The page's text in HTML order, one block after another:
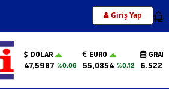
Giriş Yap 12
DOLAR
47,5987 %0.06
EURO
55,0854 %0.12